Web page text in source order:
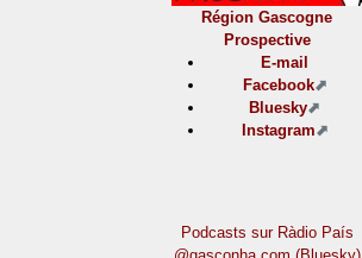
Région Gascogne
Prospective
E-mail
Facebook
Bluesky
Instagram
Podcasts sur Ràdio País